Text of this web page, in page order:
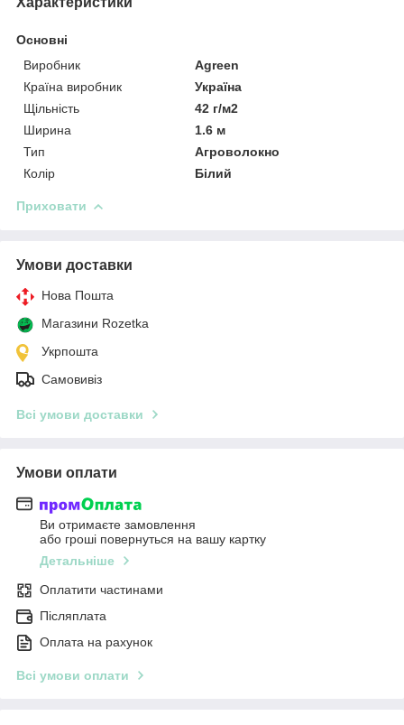
Основні
Виробник
Agreen
Країна виробник
Україна
Щільність
42 г/м2
Ширина
1.6 м
Тип
Агроволокно
Колір
Білий
Приховати
Умови доставки
Нова Пошта
Магазини Rozetka
Укрпошта
Самовивіз
Всі умови доставки
Умови оплати
Ви отримаєте замовлення
або гроші повернуться на вашу картку
Детальніше
Оплатити частинами
Післяплата
Оплата на рахунок
Всі умови оплати